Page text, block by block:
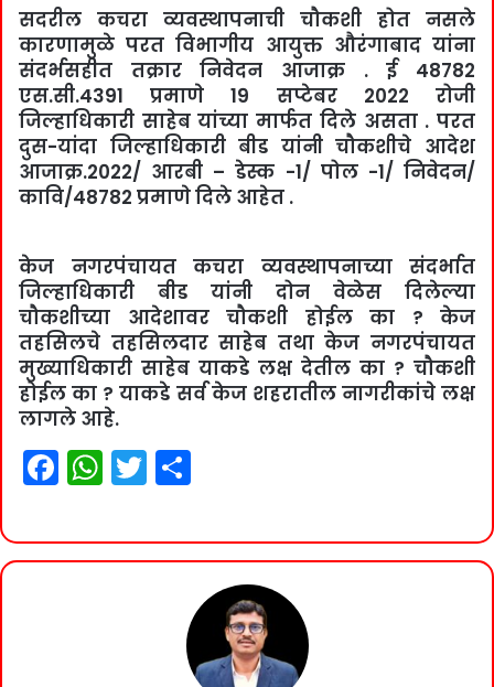
सदरील कचरा व्यवस्थापनाची चौकशी होत नसले
कारणामुळे परत विभागीय आयुक्त औरंगाबाद यांना
संदर्भसहीत तक्रार निवेदन आजाक्र . ई 48782
एस.सी.4391 प्रमाणे 19 सप्टेबर 2022 रोजी
जिल्हाधिकारी साहेब यांच्या मार्फत दिले असता . परत
दुस-यांदा जिल्हाधिकारी बीड यांनी चौकशीचे आदेश
आजाक्र.2022/ आरबी – डेस्क -1/ पोल -1/ निवेदन/
कावि/48782 प्रमाणे दिले आहेत .
केज नगरपंचायत कचरा व्यवस्थापनाच्या संदर्भात
जिल्हाधिकारी बीड यांनी दोन वेळेस दिलेल्या
चौकशीच्या आदेशावर चौकशी होईल का ? केज
तहसिलचे तहसिलदार साहेब तथा केज नगरपंचायत
मुख्याधिकारी साहेब याकडे लक्ष देतील का ? चौकशी
होईल का ? याकडे सर्व केज शहरातील नागरीकांचे लक्ष
लागले आहे.
F
c
e
W
at
s
T
itt
er
ar
e